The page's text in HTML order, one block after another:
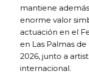
mantiene
enorme valor
actuación en el
en Las Palmas
2026, junto a
internacional.